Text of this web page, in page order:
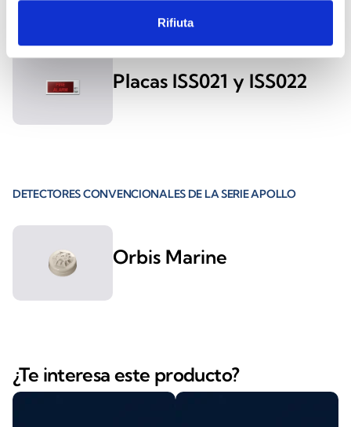
Rifiuta
Placas ISS021 y ISS022
DETECTORES CONVENCIONALES DE LA SERIE APOLLO
Orbis Marine
¿Te interesa este producto?